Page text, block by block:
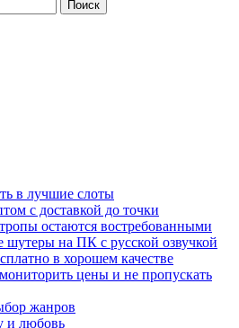
в лучшие слоты
с доставкой до точки
остаются востребованными
шутеры на ПК с русской озвучкой
в хорошем качестве
цены и не пропускать
жанров
и любовь